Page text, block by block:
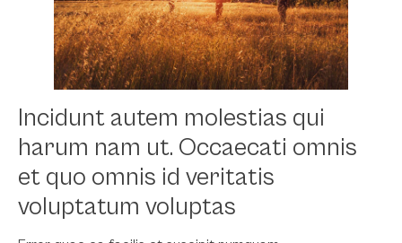
Incidunt autem molestias qui
harum nam ut. Occaecati omnis
et quo omnis id veritatis
voluptatum voluptas